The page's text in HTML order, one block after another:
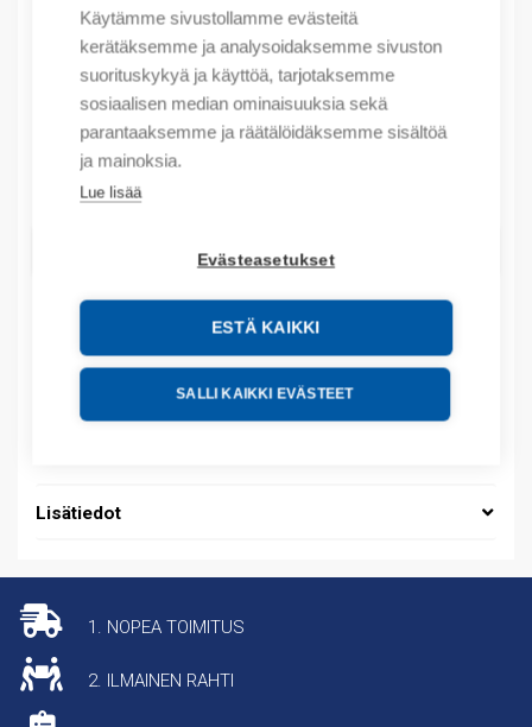
Käytämme sivustollamme evästeitä
kerätäksemme ja analysoidaksemme sivuston
suorituskykyä ja käyttöä, tarjotaksemme
sosiaalisen median ominaisuuksia sekä
parantaaksemme ja räätälöidäksemme sisältöä
ja mainoksia.
Lue lisää
Evästeasetukset
ESTÄ KAIKKI
SALLI KAIKKI EVÄSTEET
5,72€/ myyntierä
Myyntierä sis. 1 kpl
Määrä
Määrä
LISÄÄ OSTOSKORIIN
Tuotekoodit
Tilauskoodi: AM35XXKAGS10
Lisätiedot
1. NOPEA TOIMITUS
2. ILMAINEN RAHTI